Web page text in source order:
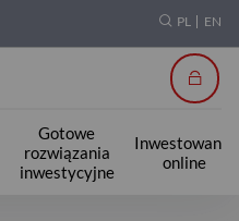
PL EN
Gotowe
rozwiązania
inwestycyjne
Inwestowanie
online